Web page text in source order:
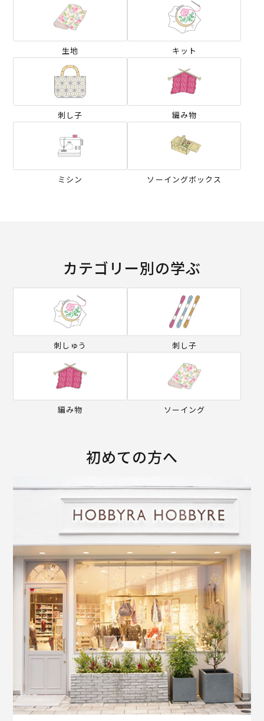
生地 キット
刺し子 編み物
ミシン ソーイングボックス
カテゴリー別の学ぶ
刺しゅう 刺し子
編み物 ソーイング
初めての方へ